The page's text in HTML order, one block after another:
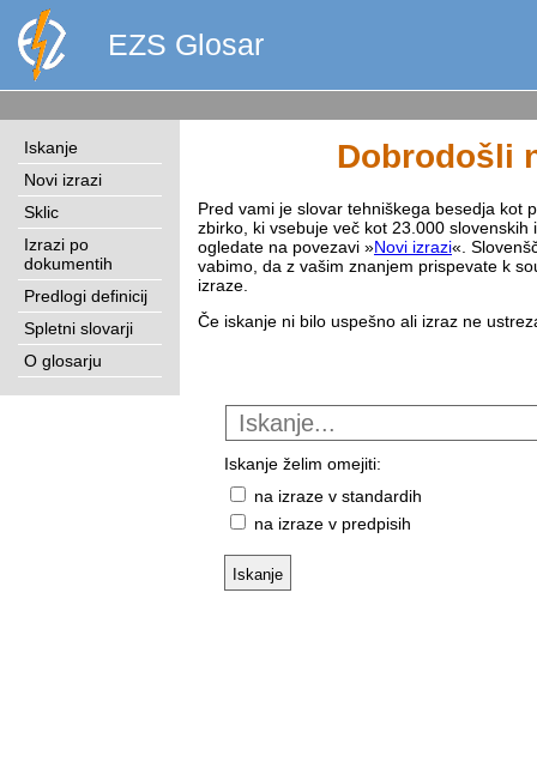
EZS Glosar
Iskanje
Novi izrazi
Sklic
Izrazi po
dokumentih
Predlogi definicij
Spletni slovarji
O glosarju
Dobrodošli
Pred vami je slovar tehniškega besedja kot
zbirko, ki vsebuje več kot 23.000
ogledate na povezavi »Novi izrazi«.
vabimo, da z vašim znanjem prispevate k
izraze.
Če iskanje ni bilo uspešno ali izraz ne
Iskanje želim omejiti:
na izraze v standardih
na izraze v predpisih